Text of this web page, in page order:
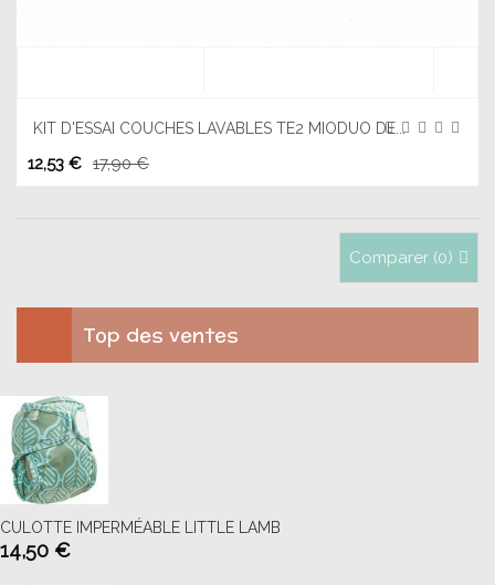
KIT D'ESSAI COUCHES LAVABLES TE2 MIODUO DE...
12,53 € 17,90 €
Comparer (0)
Top des ventes
CULOTTE IMPERMÉABLE LITTLE LAMB
14,50 €